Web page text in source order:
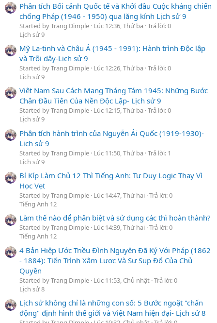
Phân tích Bối cảnh Quốc tế và Khởi đầu Cuộc kháng chiến
chống Pháp (1946 - 1950) qua lăng kính Lịch sử 9
Started by Trang Dimple Lúc 12:36, Thứ ba Trả lời: 0
Lịch sử 9
Mỹ La-tinh và Châu Á (1945 - 1991): Hành trình Độc lập
và Trỗi dậy-Lịch sử 9
Started by Trang Dimple Lúc 12:26, Thứ ba Trả lời: 0
Lịch sử 9
Việt Nam Sau Cách Mạng Tháng Tám 1945: Những Bước
Chân Đầu Tiên Của Nền Độc Lập- Lịch sử 9
Started by Trang Dimple Lúc 12:15, Thứ ba Trả lời: 0
Lịch sử 9
Phân tích hành trình của Nguyễn Ái Quốc (1919-1930)-
Lịch sử 9
Started by Trang Dimple Lúc 11:50, Thứ ba Trả lời: 1
Lịch sử 9
Bí Kíp Làm Chủ 12 Thì Tiếng Anh: Tư Duy Logic Thay Vì
Học Vẹt
Started by Trang Dimple Lúc 14:47, Thứ hai Trả lời: 0
Tiếng Anh 12
Làm thế nào để phân biệt và sử dụng các thì hoàn thành?
Started by Trang Dimple Lúc 14:39, Thứ hai Trả lời: 0
Tiếng Anh 12
4 Bản Hiệp Ước Triều Đình Nguyễn Đã Ký Với Pháp (1862
- 1884): Tiến Trình Xâm Lược Và Sự Sụp Đổ Của Chủ
Quyền
Started by Trang Dimple Lúc 11:53, Chủ nhật Trả lời: 0
Lịch sử 8
Lịch sử không chỉ là những con số: 5 Bước ngoặt "chấn
động" định hình thế giới và Việt Nam hiện đại- Lịch sử 8